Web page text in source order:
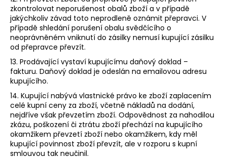
zkontrolovat neporušenost obalů zboží a v případě
jakýchkoliv závad toto neprodleně oznámit přepravci. V
případě shledání porušení obalu svědčícího o
neoprávněném vniknutí do zásilky nemusí kupující zásilku
od přepravce převzít.
13. Prodávající vystaví kupujícímu daňový doklad –
fakturu. Daňový doklad je odeslán na emailovou adresu
kupujícího.
14. Kupující nabývá vlastnické právo ke zboží zaplacením
celé kupní ceny za zboží, včetně nákladů na dodání,
nejdříve však převzetím zboží. Odpovědnost za nahodilou
zkázu, poškození či ztrátu zboží přechází na kupujícího
okamžikem převzetí zboží nebo okamžikem, kdy měl
kupující povinnost zboží převzít, ale v rozporu s kupní
smlouvou tak neučinil.